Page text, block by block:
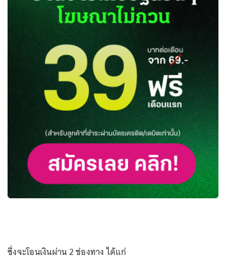
ซึ่งจะโอนเงินผ่าน 2 ช่องทาง ได้แก่